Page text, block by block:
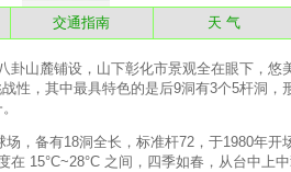
交通指南 天 气
麓铺设，山下彰化市景观全在眼下，悠
性，其中最具特色的是后9洞有3个5杆洞，
备有18洞全长，标准杆72，于1980年开
15°C~28°C 之间，四季如春，从台中上